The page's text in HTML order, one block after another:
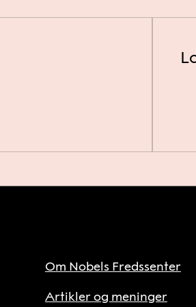
Om Nobels Fredssenter
Artikler og meninger